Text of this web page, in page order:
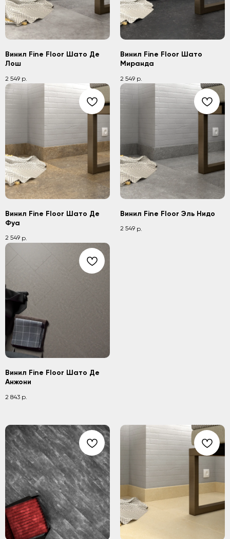
Винил Fine Floor Шато Де
Лош
2 549 р.
Винил Fine Floor Шато
Миранда
2 549 р.
Винил Fine Floor Шато Де
Фуа
2 549 р.
Винил Fine Floor Эль Нидо
2 549 р.
Винил Fine Floor Шато Де
Анжони
2 843 р.